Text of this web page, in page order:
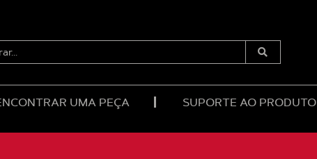
Enviar
UMA PEÇA SUPORTE AO PRODUTO